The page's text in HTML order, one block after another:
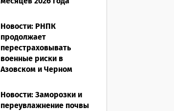
Новости: РНПК
продолжает
перестраховывать
военные риски в
Азовском и Черном
06.08.2026
Новости: Заморозки и
переувлажнение почвы